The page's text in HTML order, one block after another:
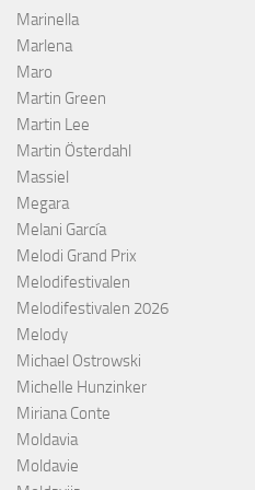
Marinella
Marlena
Maro
Martin Green
Martin Lee
Martin Österdahl
Massiel
Megara
Melani García
Melodi Grand Prix
Melodifestivalen
Melodifestivalen 2026
Melody
Michael Ostrowski
Michelle Hunzinker
Miriana Conte
Moldavia
Moldavie